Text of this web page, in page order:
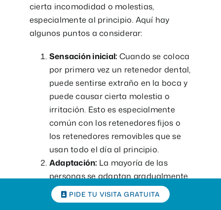
PIDE TU VISITA GRATUITA
cierta incomodidad o molestias,
especialmente al principio. Aquí hay
algunos puntos a considerar:
Sensación inicial: Cuando se coloca
por primera vez un retenedor dental,
puede sentirse extraño en la boca y
puede causar cierta molestia o
irritación. Esto es especialmente
común con los retenedores fijos o
los retenedores removibles que se
usan todo el día al principio.
Adaptación: La mayoría de las
personas se adaptan gradualmente
a la presencia del retenedor en la
boca. Con el tiempo, es posible que